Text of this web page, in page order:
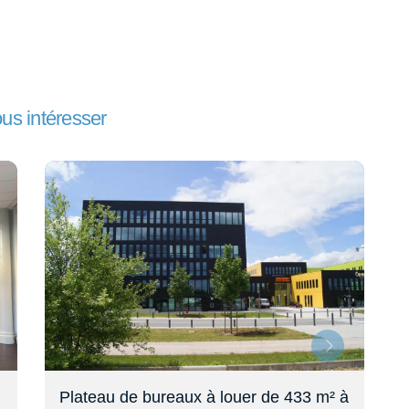
intéresser
de bureaux à louer de 433 m² à Bureaux